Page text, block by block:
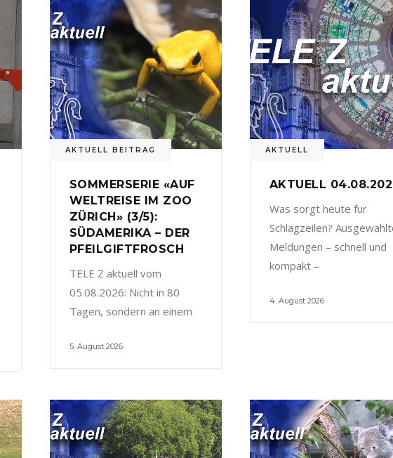
AKTUELL BEITRAG
SOMMERSERIE «AUF
WELTREISE IM ZOO
ZÜRICH» (3/5):
SÜDAMERIKA – DER
PFEILGIFTFROSCH
TELE Z aktuell vom
05.08.2026: Nicht in 80
Tagen, sondern an einem
5. August 2026
AKTUELL
AKTUELL
Was sorgt heute für
Schlagzeilen?
Meldungen – schnell und
kompakt –
4. August 2026